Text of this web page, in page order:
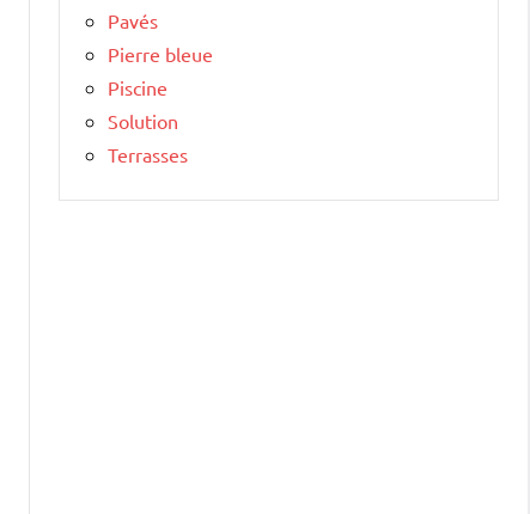
Pavés
Pierre bleue
Piscine
Solution
Terrasses